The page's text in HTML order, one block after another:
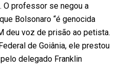
O professor se negou a
Bolsonaro “é genocida
deu voz de prisão ao petista.
de Goiânia, ele prestou
delegado Franklin